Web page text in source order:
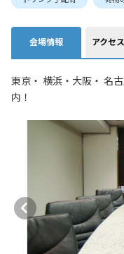
会場情報 アクセ
東京・ 横浜・大阪・ 名
内！